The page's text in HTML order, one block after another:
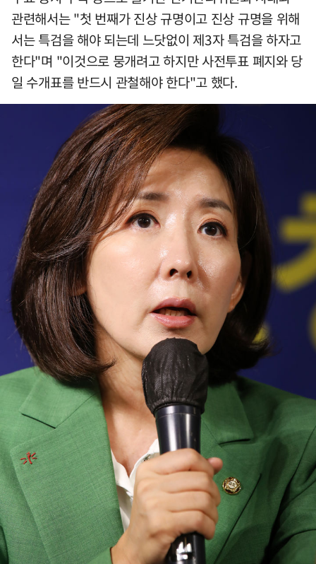
관련해서는 "첫 번째가 진상 규명이고 진상 규명을 위해
서는 특검을 해야 되는데 느닷없이 제3자 특검을 하자고
한다"며 "이것으로 뭉개려고 하지만 사전투표 폐지와 당
일 수개표를 반드시 관철해야 한다"고 했다.